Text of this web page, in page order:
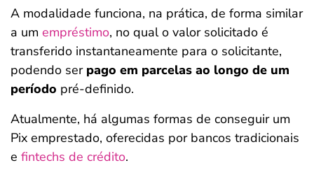
A modalidade funciona, na prática, de forma similar
a um empréstimo, no qual o valor solicitado é
transferido instantaneamente para o solicitante,
podendo serpago em parcelas ao longo de um
período pré-definido.
Atualmente, há algumas formas de conseguir um
Pix emprestado, oferecidas por bancos tradicionais
e fintechs de crédito.